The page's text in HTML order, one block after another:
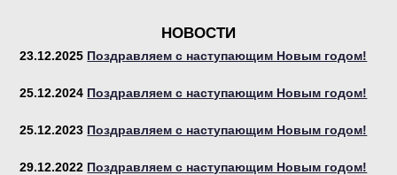
Сушильные
НОВОСТИ
23.12.2025 Поздравляем с наступающим Новым годом!
25.12.2024 Поздравляем с наступающим Новым годом!
25.12.2023 Поздравляем с наступающим Новым годом!
29.12.2022 Поздравляем с наступающим Новым годом!